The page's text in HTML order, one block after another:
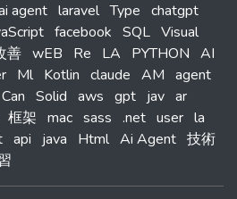
agent laravel Type chatgpt
facebook SQL Visual
善 wEB Re LA PYTHON AI
Ml Kotlin claude AM agent
Can Solid aws gpt jav ar
框架 mac sass .net user la
api java Html Ai Agent 技術